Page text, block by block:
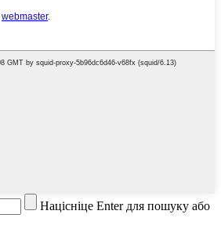
Націсніце Enter для пошуку або